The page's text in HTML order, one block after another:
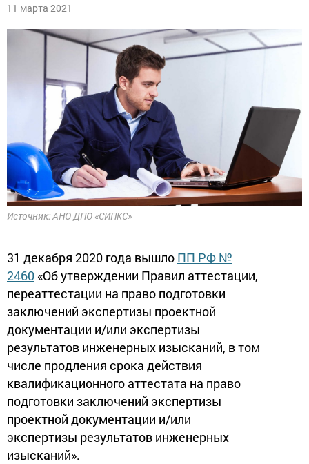
11 марта 2021
Источник: АНО ДПО «СИПКС»
31 декабря 2020 года вышло ПП РФ №
2460 «Об утверждении Правил аттестации,
переаттестации на право подготовки
заключений экспертизы проектной
документации и/или экспертизы
результатов инженерных изысканий, в том
числе продления срока действия
квалификационного аттестата на право
подготовки заключений экспертизы
проектной документации и/или
экспертизы результатов инженерных
изысканий».